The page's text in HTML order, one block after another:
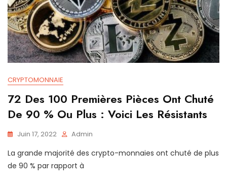
CRYPTOMONNAIE
72 Des 100 Premières Pièces Ont Chuté
De 90 % Ou Plus : Voici Les Résistants
Juin 17, 2022 Admin
La grande majorité des crypto-monnaies ont chuté de plus
de 90 % par rapport à